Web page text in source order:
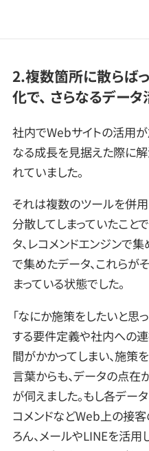
2.複数箇所に散らば
化で、 さらなるデー
社内でWebサイトの活用
なる成長を見据えた際に解
れていました。
それは複数のツールを併用
分散してしまっていたこと
タ、レコメンドエンジンで
で集めたデータ、これらが
まっている状態でした。
「なにか施策をしたいと思
する要件定義や社内への連
間がかかってしまい、施策
言葉からも、データの点在
が伺えました。もし各デー
コメンドなどWeb上の接
ろん、メールやLINEを活用